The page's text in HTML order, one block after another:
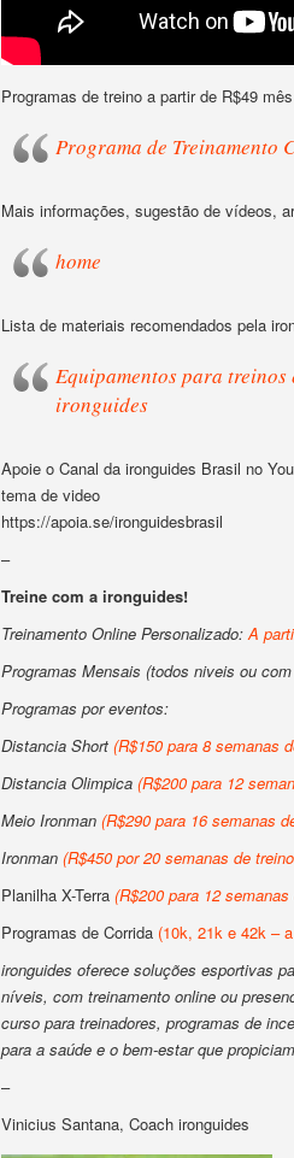
Programas de treino a partir de R$49 mês
Programa de Treinamento
Mais informações, sugestão de vídeos,
home
Lista de materiais recomendados pela
Equipamentos para
ironguides
Apoie o Canal da ironguides Brasil no
tema de video
https://apoia.se/ironguidesbrasil
–
Treine com a ironguides!
Treinamento Online Personalizado:A
Programas Mensais (todos niveis ou
Programas por eventos:
Distancia Short (R$150 para 8 semanas
Distancia Olimpica (R$200 para 12
Meio Ironman (R$290 para 16 semanas
Ironman (R$450 por 20 semanas de
Planilha X-Terra (R$200 para 12
Programas de Corrida (10k, 21k e 42k –
ironguides oferece soluções esportivas
níveis, com treinamento online ou
curso para treinadores, programas de
para a saúde e o bem-estar que
–
Vinicius Santana, Coach ironguides